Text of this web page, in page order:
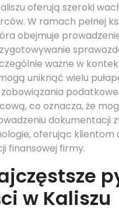
oferują szeroki
W ramach pełnej
obejmuje
ważne w
uniknąć wielu
co oznacza, że
dokumentacji
oferując
finansowej firmy.
w Kaliszu